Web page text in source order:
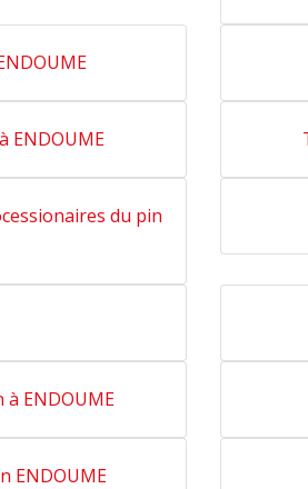
ENDOUME
du pin
ENDOUME
ENDOUME